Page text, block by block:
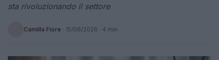
sta rivoluzionando il settore
Camilla Fiore · 15/06/2026 · 4 min